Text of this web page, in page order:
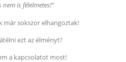
nem is félelmetes!”
már sokszor elhangoztak!
ezt az élményt?
a kapcsolatot most!